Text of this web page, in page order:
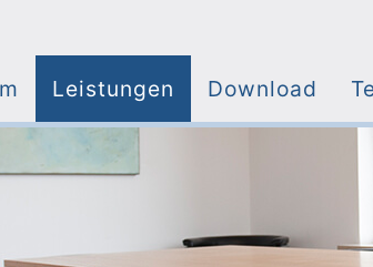
Leistungen Download